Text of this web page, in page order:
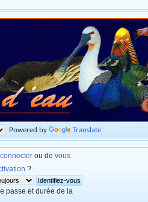
Powered by Translate
ou de vous
?
passe et durée de la